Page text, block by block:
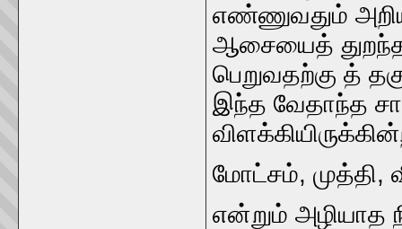
எண்ணுவதும்‌
ஆசையைத்‌
பெறுவதற்கு த்‌
இந்த வேதாந்த
மோட்சம்‌, முத்தி,
என்றும்‌ அழியாத